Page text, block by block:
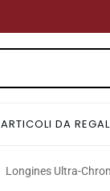
ARTICOLI DA
Longines Ultra-